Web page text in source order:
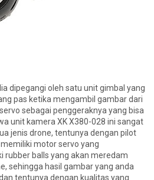
dipegangi oleh satu unit gimbal yang
pas ketika mengambil gambar dari
sebagai penggeraknya yang bisa
unit kamera XK X380-028 ini sangat
jenis drone, tentunya dengan pilot
motor servo yang
rubber balls yang akan meredam
sehingga hasil gambar yang anda
tentunya dengan kualitas yang